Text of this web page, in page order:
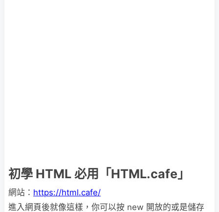
初學 HTML 必用「HTML.cafe」
網站： https://html.cafe/
進入網頁後就像這樣，你可以按 new 開放的或是儲存